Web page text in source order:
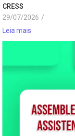
CRESS
29/07/2026 /
Leia mais